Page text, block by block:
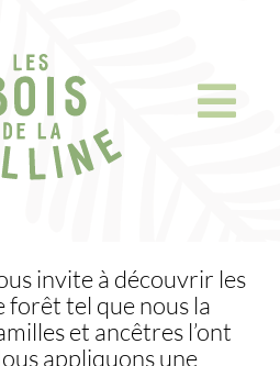
invite à découvrir les
forêt tel que nous la
et ancêtres l’ont
appliquons une